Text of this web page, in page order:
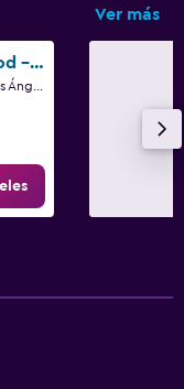
Ver más
Samesun Hollywood - Hostel